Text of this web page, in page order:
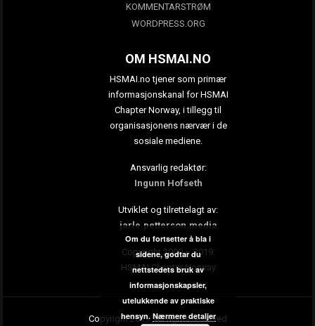
KOMMENTARSTRØM
WORDPRESS.ORG
OM HSMAI.NO
HSMAI.no tjener som primær
informasjonskanal for HSMAI
Chapter Norway, i tillegg til
organisasjonens nærvær i de
sosiale mediene.
Ansvarlig redaktør:
Ingunn Hofseth
Utviklet og tilrettelagt av:
jarle.petterson.media
Copyright 2009 – 2019:
HSMAI Chapter Norway
Copyright 2019. All rights reserved
Om du fortsetter å bla i
sidene, godtar du
nettstedets bruk av
informasjonskapsler,
utelukkende av praktiske
hensyn. Nærmere detaljer